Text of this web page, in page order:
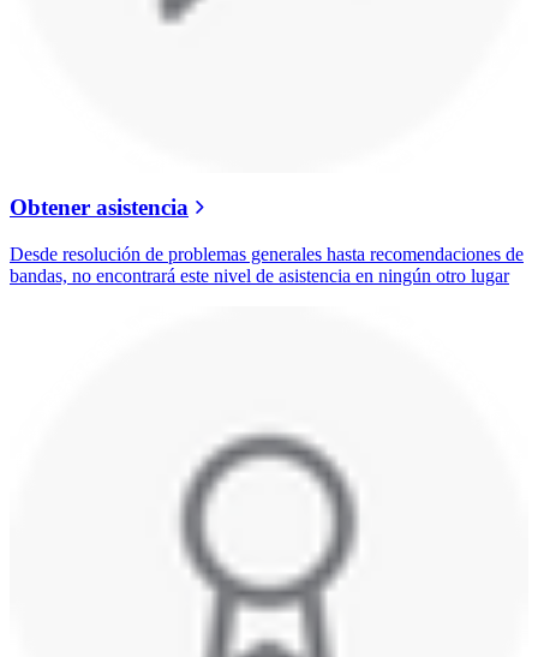
Obtener asistencia
Desde resolución de problemas generales hasta recomendaciones de
bandas, no encontrará este nivel de asistencia en ningún otro lugar